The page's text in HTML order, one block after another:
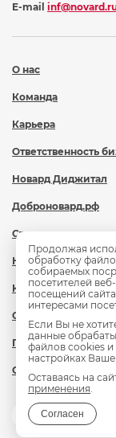
О нас
Команда
Карьера
Ответственность
Новард Диджитал
Доброновард.рф
Статьи
Новости
Контакты
Охрана труда
Политика
Сведения об
E-mail
Продолжая
обработку
собираемых
посетителей
посещений
интересами
Если Вы не
данные
файлов cookies и
настройках
Оставаясь на
применения.
Согласен